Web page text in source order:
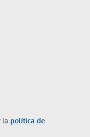
la política de